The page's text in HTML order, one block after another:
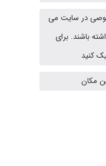
vali
fahimeh
در سایت می
باشند. برای
کنید
مکان